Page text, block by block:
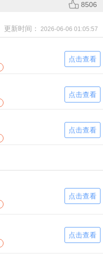
8506
更新时间： 2026-06-06 01:05:57
点击查看
点击查看
点击查看
点击查看
点击查看